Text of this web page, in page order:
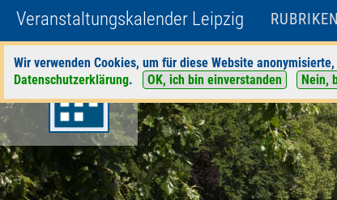
Veranstaltungskalender Leipzig RUBRIKEN
Wir verwenden Cookies, um für diese Website
Datenschutzerklärung. OK, ich bin einverstanden Nein,